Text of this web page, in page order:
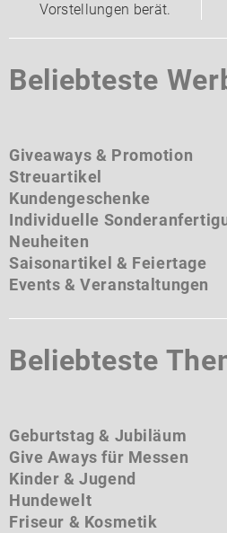
Vorstellungen berät.
Beliebteste
Giveaways & Promotion
Streuartikel
Kundengeschenke
Individuelle
Neuheiten
Saisonartikel & Feiertage
Events & Veranstaltungen
Beliebteste
Geburtstag & Jubiläum
Give Aways für Messen
Kinder & Jugend
Hundewelt
Friseur & Kosmetik